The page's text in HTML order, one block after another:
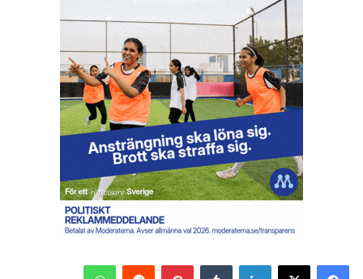
فيسبوك ‫X لينكدإن بينتيريست واتساب